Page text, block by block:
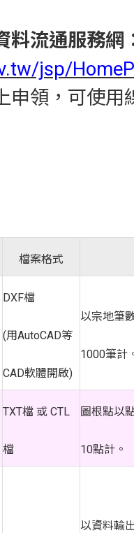
料流通服務網
jsp/
申領，可使
檔案格式
DXF檔
(用AutoCAD等
CAD軟體開啟)
以宗地筆
1000筆計
TXT檔 或 CTL
檔
圖根點以
10點計。
以資料輸